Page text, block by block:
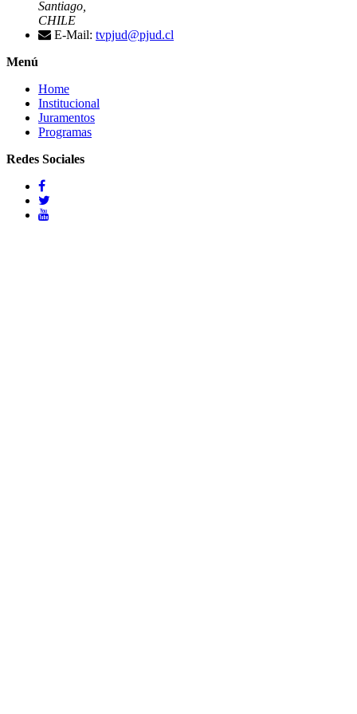
Santiago,
CHILE
E-Mail: tvpjud@pjud.cl
Menú
Home
Institucional
Juramentos
Programas
Redes Sociales